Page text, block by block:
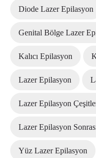
Diode Lazer Epilasyon
Genital Bölge Lazer
Kalıcı Epilasyon
Lazer Epilasyon
Lazer Epilasyon
Lazer Epilasyon
Yüz Lazer Epilasyon